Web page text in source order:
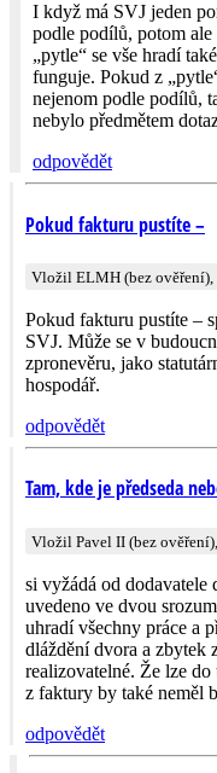
I když má SVJ jeden
podle podílů, potom
„pytle“ se vše hradí
funguje. Pokud z
nejenom podle podílů,
nebylo předmětem
odpovědět
Pokud fakturu pustíte –
Vložil ELMH (bez ověření),
Pokud fakturu pustíte –
SVJ. Může se v
zpronevěru, jako
hospodář.
odpovědět
Tam, kde je předseda
Vložil Pavel II (bez
si vyžádá od dodavatele
uvedeno ve dvou
uhradí všechny práce a
dláždění dvora a zbytek
realizovatelné. Že lze
z faktury by také neměl
odpovědět